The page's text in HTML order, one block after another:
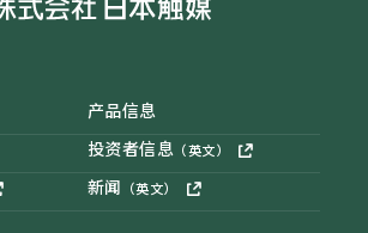
产品信息
投资者信息 （英文）
新闻 （英文）